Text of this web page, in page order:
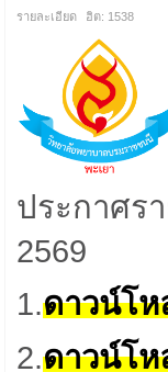
รายละเอียด ฮิต: 1538
ประกาศ
2569
1.ดาวน์โห
2.ดาวน์โห